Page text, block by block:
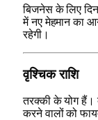
बिजनेस के लिए
में नए मेहमान का
रहेगी।
वृश्चिक राशि
तरक्की के योग
करने वालों को